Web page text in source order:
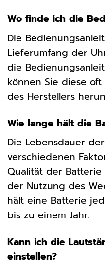
Wo finde ich die
Die
Lieferumfang der
die
können Sie diese
des Herstellers
Wie lange hält die
Die Lebensdauer
verschiedenen
Qualität der
der Nutzung des
hält eine Batterie
bis zu einem Jahr.
Kann ich die
einstellen?